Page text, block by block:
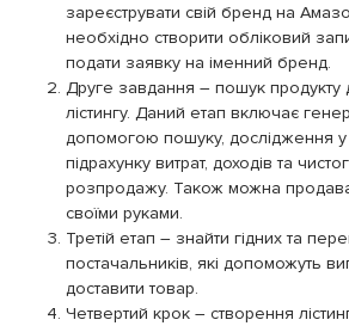
зареєструвати свій бренд на
необхідно створити обліковий
подати заявку на іменний бренд.
Друге завдання – пошук продукту
лістингу. Даний етап включає
допомогою пошуку, дослідження у
підрахунку витрат, доходів та
розпродажу. Також можна
своїми руками.
Третій етап – знайти гідних та
постачальників, які допоможуть
доставити товар.
Четвертий крок – створення